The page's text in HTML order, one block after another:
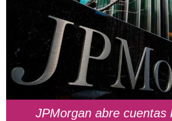
JPMorgan abre cuentas